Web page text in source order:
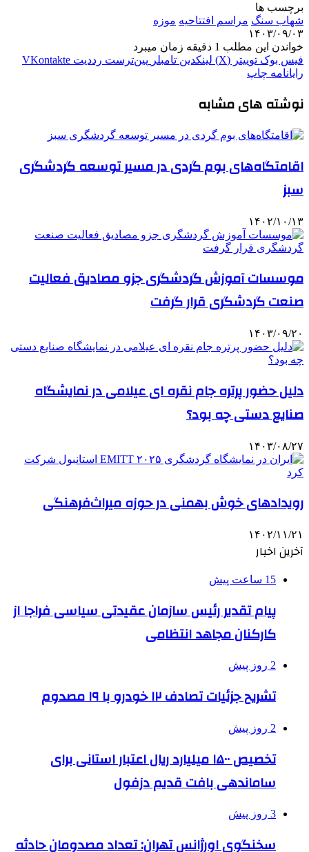
برچسب ها
شهاب سنگ مراسم افتتاحیه موزه
۱۴۰۳/۰۹/۰۳
خواندن این مطلب 1 دقیقه زمان میبرد
فیس بوک توییتر (X) لینکدین ‫تامبلر ‫پین‌ترست ‫رددیت ‫VKontakte
رایانامه چاپ
نوشته های مشابه
اقامتگاه‌های بوم گردی در مسیر توسعه گردشگری
سبز
۱۴۰۲/۱۰/۱۳
موسسات آموزش گردشگری جزو مصادیق فعالیت
صنعت گردشگری قرار گرفت
۱۴۰۳/۰۹/۲۰
دلیل حضور پرتره جام نقره ای عیلامی در نمایشگاه
صنایع دستی چه بود؟
۱۴۰۳/۰۸/۲۷
رویدادهای خوش بهمنی در حوزه میراث‌فرهنگی
۱۴۰۲/۱۱/۲۱
آخرین اخبار
15 ساعت پیش
پیام تقدیر رئیس سازمان عقیدتی سیاسی فراجا از
کارکنان مجاهد انتظامی
2 روز پیش
تشریح جزئیات تصادف ۱۲ خودرو با ۱۹ مصدوم
2 روز پیش
تخصیص ۱۵۰۰ میلیارد ریال اعتبار استانی برای
ساماندهی بافت قدیم دزفول
3 روز پیش
سخنگوی اورژانس تهران: تعداد مصدومان حادثه